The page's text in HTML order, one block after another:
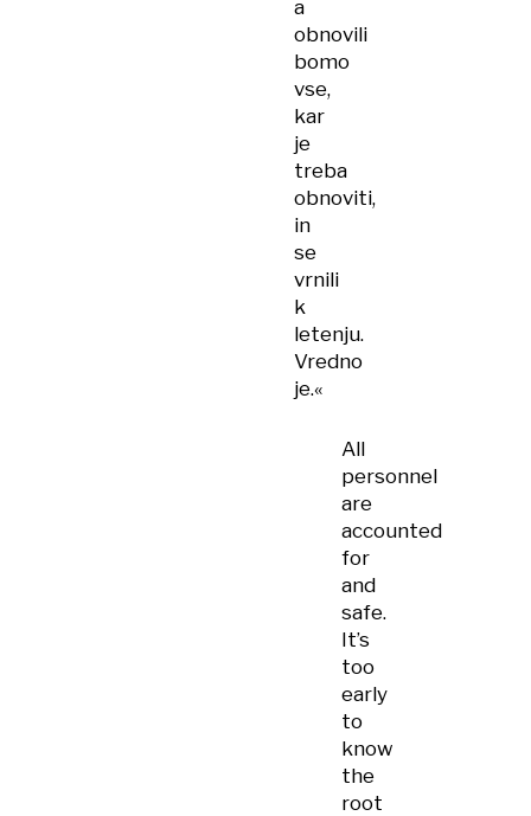
a
obnovili
bomo
vse,
kar
je
treba
obnoviti,
in
se
vrnili
k
letenju.
Vredno
je.«
All
personnel
are
accounted
for
and
safe.
It’s
too
early
to
know
the
root